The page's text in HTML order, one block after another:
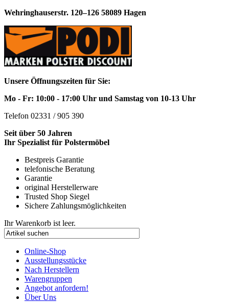
Wehringhauserstr. 120–126 58089 Hagen
Unsere Öffnungszeiten für Sie:
Mo - Fr: 10:00 - 17:00 Uhr und Samstag von 10-13 Uhr
Telefon 02331 / 905 390
Seit über 50 Jahren
Ihr Spezialist für Polstermöbel
Bestpreis Garantie
telefonische Beratung
Garantie
original Herstellerware
Trusted Shop Siegel
Sichere Zahlungsmöglichkeiten
Ihr Warenkorb ist leer.
Online-Shop
Ausstellungsstücke
Nach Herstellern
Warengruppen
Angebot anfordern!
Über Uns